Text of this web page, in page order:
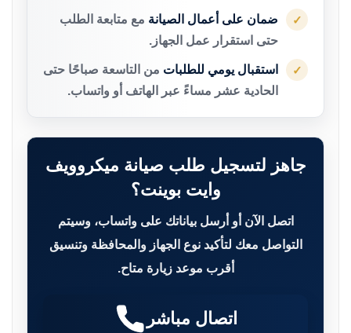
✓ ضمان على أعمال الصيانة مع متابعة الطلب
حتى استقرار عمل الجهاز.
✓ استقبال يومي للطلبات من التاسعة صباحًا حتى
الحادية عشر مساءً عبر الهاتف أو واتساب.
جاهز لتسجيل طلب صيانة ميكروويف
وايت بوينت؟
اتصل الآن أو أرسل بياناتك على واتساب، وسيتم
التواصل معك لتأكيد نوع الجهاز والمحافظة وتنسيق
أقرب موعد زيارة متاح.
اتصال مباشر